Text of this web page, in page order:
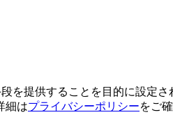
提供することを目的に設定
細はプライバシーポリシーをご